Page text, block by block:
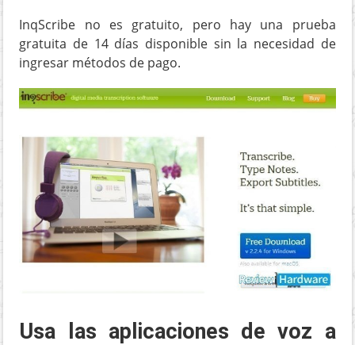
InqScribe no es gratuito, pero hay una prueba
gratuita de 14 días disponible sin la necesidad de
ingresar métodos de pago.
Usa las aplicaciones de voz a